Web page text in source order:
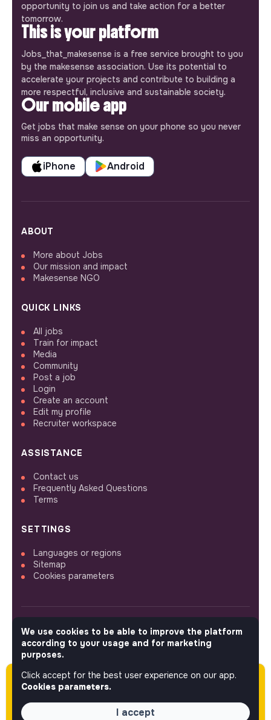
Please note this job was posted over 60 days
ago (04-02-2026) and may or may not have
expired.
opportunity to join us and take action for a better
tomorrow.
This is your platform
Jobs_that_makesense is a free service brought to you
by the makesense association. Use its potential to
accelerate your projects and contribute to building a
more respectful, inclusive and sustainable society.
Our mobile app
Get jobs that make sense on your phone so you never
miss an opportunity.
iPhone Android
ABOUT
More about Jobs
Our mission and impact
Makesense NGO
QUICK LINKS
All jobs
Train for impact
Media
Community
Post a job
Login
Create an account
Edit my profile
Recruiter workspace
ASSISTANCE
Contact us
Frequently Asked Questions
Terms
SETTINGS
Languages or regions
Sitemap
Cookies parameters
FOLLOW US
© 2026 jobs that makesense.
We use cookies to be able to improve the platform
according to your usage and for marketing
purposes.
Click accept for the best user experience on our app.
Cookies parameters.
I accept